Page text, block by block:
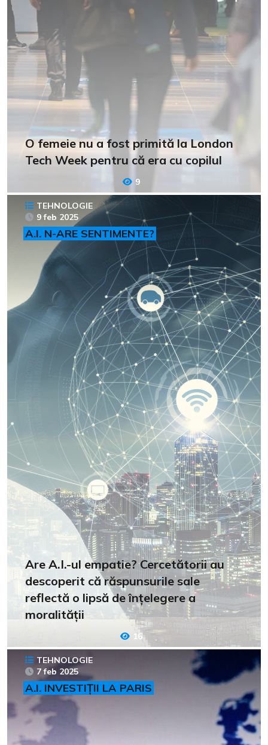
O femeie nu a fost primită la London
Tech Week pentru că era cu copilul
9
TEHNOLOGIE
9 feb 2025
A.I. N-ARE SENTIMENTE?
Are A.I.-ul empatie? Cercetătorii au
descoperit că răspunsurile sale
reflectă o lipsă de înțelegere a
moralității
16
TEHNOLOGIE
7 feb 2025
A.I. INVESTIȚII LA PARIS